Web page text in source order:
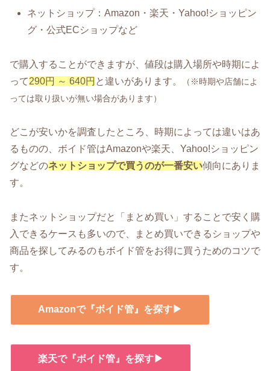
ネットショップ：Amazon・楽天・Yahoo!ショッピン
グ・公式ECショップなど
で購入することができますが、値段は購入場所や時期によ
って290円 ～ 640円 と違いがあります。
（※時期や店舗によ
っては取り扱いが無い場合があります）
どこが安いかを調査したところ、時期によっては違いはあ
るものの、ボイド管はAmazonや楽天、Yahoo!ショッピン
グなどのネットショップで買うのが一番安い傾向にありま
す。
またネットショップだと「まとめ買い」することで安く購
入できるケースも多いので、まとめ買いできるショップや
商品を探してみるのもボイド管をお得に買うためのコツで
す。
Amazonで『ボイド管』を探す▶
楽天で『ボイド管』を探す▶